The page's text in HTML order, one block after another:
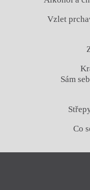
Vzlet
Sám
Co